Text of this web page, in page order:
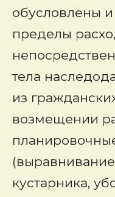
обусловлены
пределы
тела
из
возмещении
кустарника,